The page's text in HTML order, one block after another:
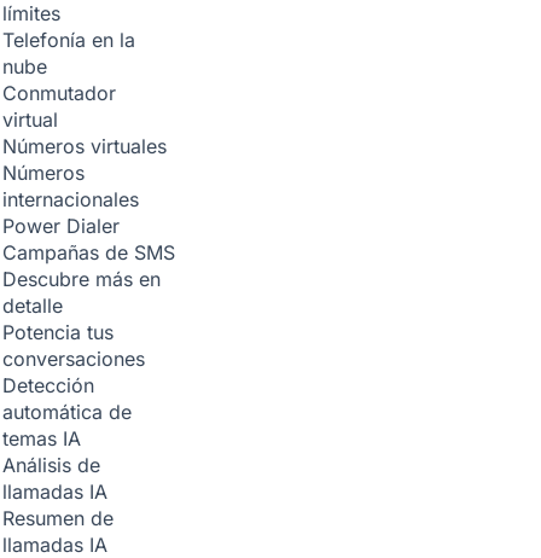
límites
Telefonía en la
nube
Conmutador
virtual
Números virtuales
Números
internacionales
Power Dialer
Campañas de SMS
Descubre más en
detalle
Potencia tus
conversaciones
Detección
automática de
temas IA
Análisis de
llamadas IA
Resumen de
llamadas IA